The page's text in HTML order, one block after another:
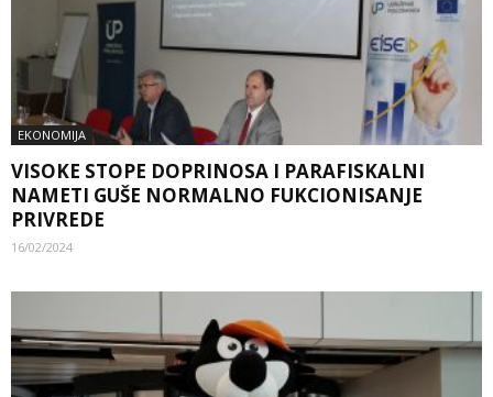
EKONOMIJA
VISOKE STOPE DOPRINOSA I PARAFISKALNI
NAMETI GUŠE NORMALNO FUKCIONISANJE
PRIVREDE
16/02/2024